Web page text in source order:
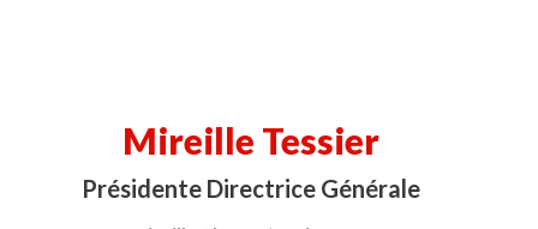
Mireille Tessier
Présidente Directrice Générale